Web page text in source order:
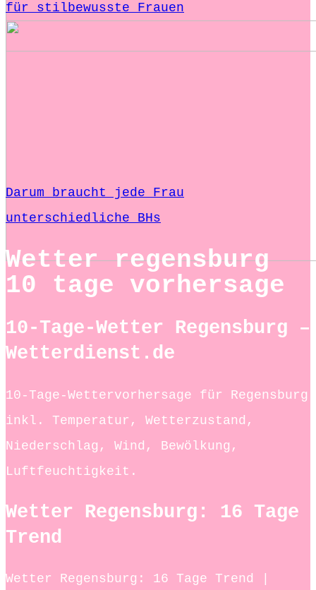
für stilbewusste Frauen
Darum braucht jede Frau
unterschiedliche BHs
Wetter regensburg
10 tage vorhersage
10-Tage-Wetter Regensburg –
Wetterdienst.de
10-Tage-Wettervorhersage für Regensburg
inkl. Temperatur, Wetterzustand,
Niederschlag, Wind, Bewölkung,
Luftfeuchtigkeit.
Wetter Regensburg: 16 Tage
Trend
Wetter Regensburg: 16 Tage Trend |